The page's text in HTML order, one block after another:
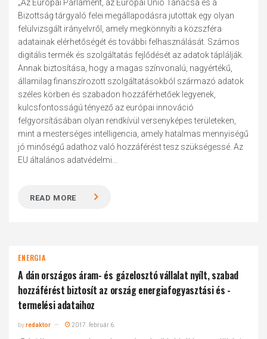
„Az Európai Parlament, az Európai Unió Tanácsa és a
Bizottság tárgyaló felei megállapodásra jutottak egy olyan
felülvizsgált irányelvről, amely megkönnyíti a közszféra
adatainak elérhetőségét és további felhasználását. Számos
digitális termék és szolgáltatás fejlődését az adatok táplálják.
Annak biztosítása, hogy a magas színvonalú, nagyértékű,
államilag finanszírozott szolgáltatásokból származó adatok
széles körben és szabadon hozzáférhetőek legyenek,
kulcsfontosságú tényező az európai innováció
felgyorsításában olyan rendkívül versenyképes területeken,
mint a mesterséges intelligencia, amely hatalmas mennyiségű
jó minőségű adathoz való hozzáférést tesz szükségessé. Az
EU általános adatvédelmi...
READ MORE
ENERGIA
A dán országos áram- és gázelosztó vállalat nyílt, szabad
hozzáférést biztosít az ország energiafogyasztási és -
termelési adataihoz
byredaktor 2017. február 6.